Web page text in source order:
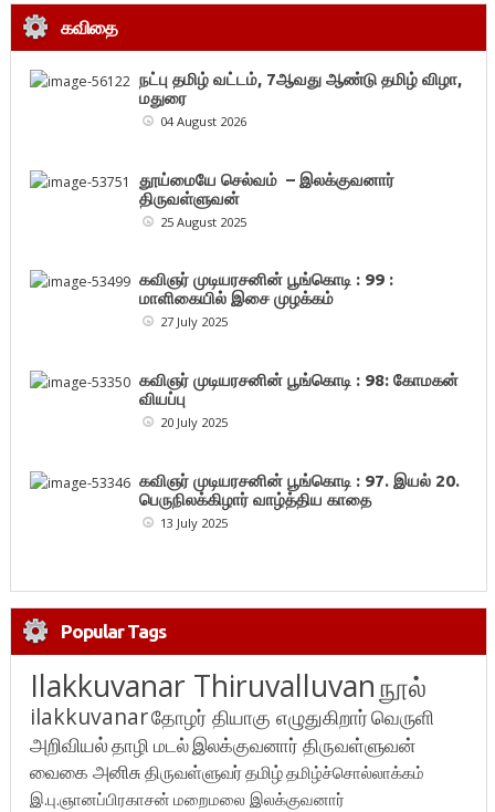
கவிதை
நட்பு தமிழ் வட்டம், 7ஆவது ஆண்டு தமிழ் விழா,
மதுரை
04 August 2026
தூய்மையே செல்வம் – இலக்குவனார்
திருவள்ளுவன்
25 August 2025
கவிஞர் முடியரசனின் பூங்கொடி : 99 :
மாளிகையில் இசை முழக்கம்
27 July 2025
கவிஞர் முடியரசனின் பூங்கொடி : 98: கோமகன்
வியப்பு
20 July 2025
கவிஞர் முடியரசனின் பூங்கொடி : 97. இயல் 20.
பெருநிலக்கிழார் வாழ்த்திய காதை
13 July 2025
Popular Tags
Ilakkuvanar Thiruvalluvanநூல்
ilakkuvanarதோழர் தியாகு எழுதுகிறார்வெருளி
அறிவியல்தாழி மடல்இலக்குவனார் திருவள்ளுவன்
வைகை அனிசுதிருவள்ளுவர்தமிழ்தமிழ்ச்சொல்லாக்கம்
இ.பு.ஞானப்பிரகாசன் மறைமலை இலக்குவனார்